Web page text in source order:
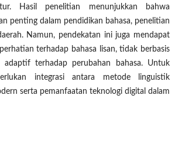
Hasil penelitian menunjukkan bahwa
penting dalam pendidikan bahasa, penelitian
Namun, pendekatan ini juga mendapat
terhadap bahasa lisan, tidak berbasis
terhadap perubahan bahasa. Untuk
integrasi antara metode linguistik
serta pemanfaatan teknologi digital dalam